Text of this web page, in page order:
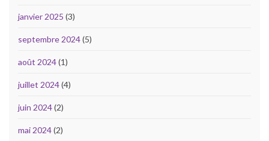
janvier 2025 (3)
septembre 2024(5)
août 2024(1)
juillet 2024(4)
juin 2024(2)
mai 2024(2)